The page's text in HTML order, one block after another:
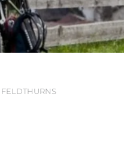
WANN?
FELDTHURNS